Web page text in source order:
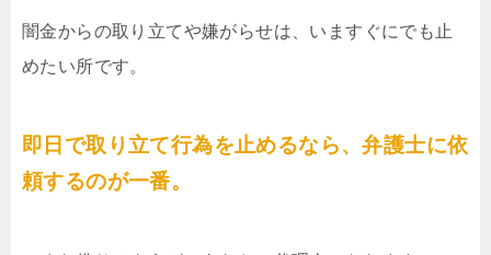
闇金からの取り立てや嫌がらせは、いますぐにでも止
めたい所です。
即日で取り立て行為を止めるなら、弁護士に依
頼するのが一番。